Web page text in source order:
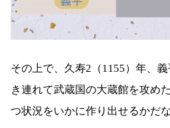
その上で、久寿2（1155）年、
き連れて武蔵国の大蔵館を攻め
つ状況をいかに作り出せるかだな